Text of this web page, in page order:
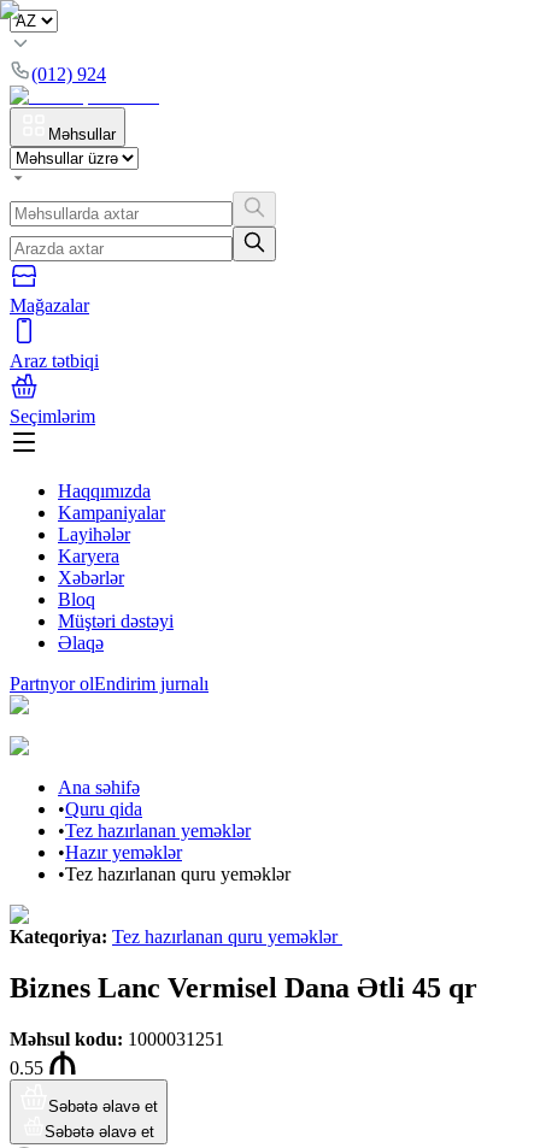
(012) 924
Məhsullar
Mağazalar
Araz tətbiqi
Seçimlərim
Haqqımızda
Kampaniyalar
Layihələr
Karyera
Xəbərlər
Bloq
Müştəri dəstəyi
Əlaqə
Partnyor olEndirim jurnalı
Ana səhifə
•Quru qida
•Tez hazırlanan yeməklər
•Hazır yeməklər
•Tez hazırlanan quru yeməklər
Kateqoriya: Tez hazırlanan quru yeməklər
Biznes Lanc Vermisel Dana Ətli 45 qr
Məhsul kodu: 1000031251
0.55
Səbətə əlavə et
Səbətə əlavə et